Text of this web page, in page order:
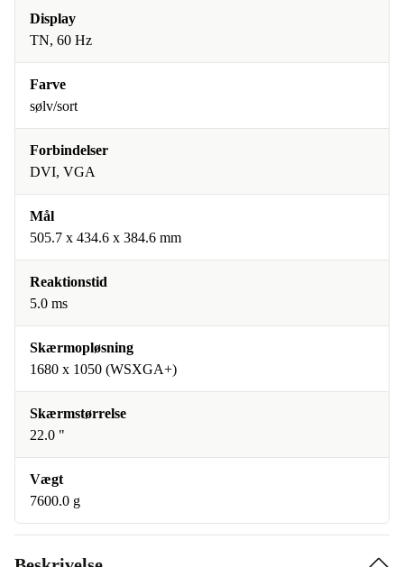
Display
TN, 60 Hz
Farve
sølv/sort
Forbindelser
DVI, VGA
Mål
505.7 x 434.6 x 384.6 mm
Reaktionstid
5.0 ms
Skærmopløsning
1680 x 1050 (WSXGA+)
Skærmstørrelse
22.0 "
Vægt
7600.0 g